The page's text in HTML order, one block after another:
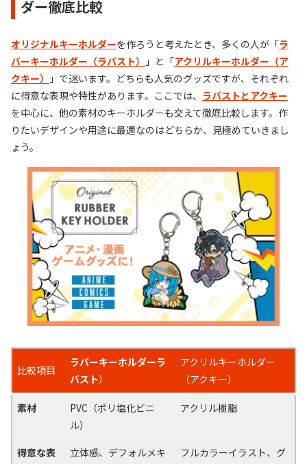
ダー徹底比較
オリジナルキーホルダーを作ろうと考えたとき、多くの人が「ラ
バーキーホルダー（ラバスト）
」と「アクリルキーホルダー（ア
クキー）
」で迷います。どちらも人気のグッズですが、それぞれ
に得意な表現や特性があります。ここでは、 ラバストとアクキー
を中心に、他の素材のキーホルダーも交えて徹底比較します。作
りたいデザインや用途に最適なのはどちらか、見極めていきまし
ょう。
比較項目
ラバーキーホルダーラ
バスト）
アクリルキーホルダー
（アクキー）
素材
PVC（ポリ塩化ビニ
ル）
アクリル樹脂
得意な表
立体感、デフォルメキ
フルカラーイラスト、グ